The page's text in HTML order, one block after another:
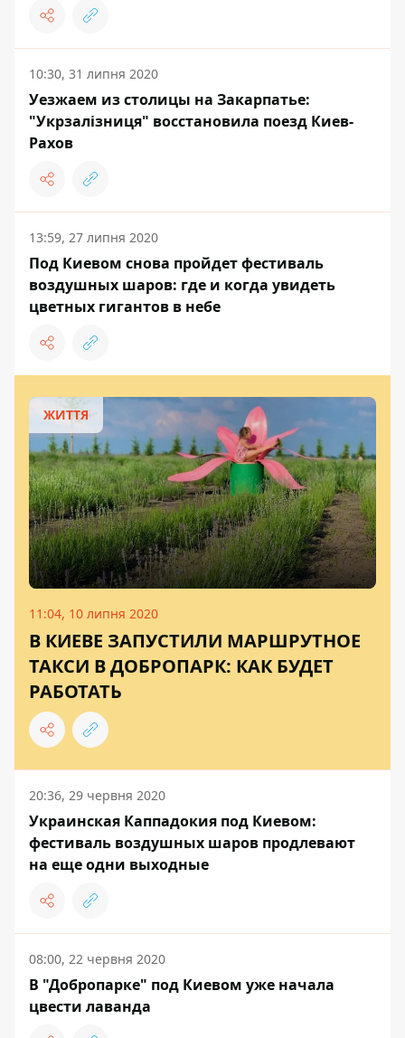
10:30, 31 липня 2020
Уезжаем из столицы на Закарпатье:
"Укрзалізниця" восстановила поезд Киев-
Рахов
13:59, 27 липня 2020
Под Киевом снова пройдет фестиваль
воздушных шаров: где и когда увидеть
цветных гигантов в небе
ЖИТТЯ
11:04, 10 липня 2020
В КИЕВЕ ЗАПУСТИЛИ МАРШРУТНОЕ
ТАКСИ В ДОБРОПАРК: КАК БУДЕТ
РАБОТАТЬ
20:36, 29 червня 2020
Украинская Каппадокия под Киевом:
фестиваль воздушных шаров продлевают
на еще одни выходные
08:00, 22 червня 2020
В "Добропарке" под Киевом уже начала
цвести лаванда